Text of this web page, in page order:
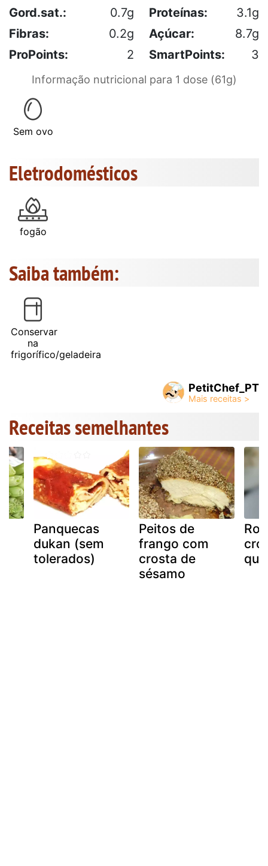
Gord.sat.:
0.7g Proteínas:
3.1g
Fibras:
0.2g Açúcar:
8.7g
ProPoints:
2 SmartPoints: 3
Informação nutricional para 1 dose (61g)
Sem ovo
Eletrodomésticos
fogão
Saiba também:
Conservar
na
frigorífico/geladeira
PetitChef_PT
Receitas semelhantes
Panquecas
dukan (sem
tolerados)
Peitos de
frango com
crosta de
sésamo